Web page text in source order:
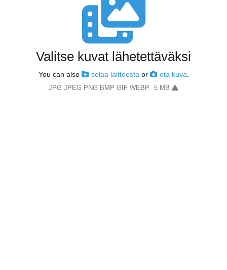
Valitse kuvat lähetettäväksi
You can also selaa laitteesta or ota kuva
JPG JPEG PNG BMP GIF WEBP 5 MB